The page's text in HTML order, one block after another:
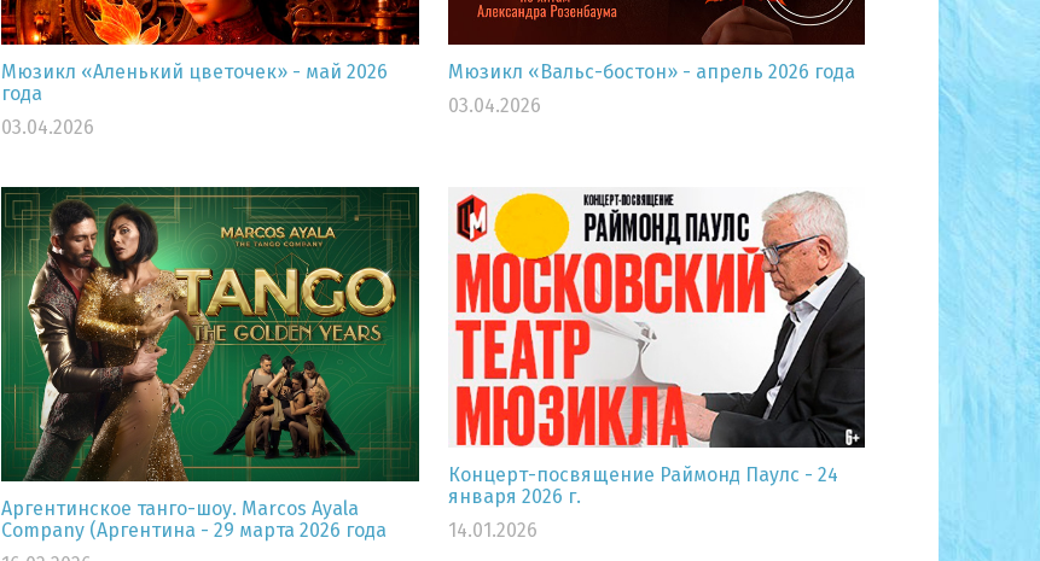
Мюзикл «Аленький цветочек» - май 2026
года
03.04.2026
Мюзикл «Вальс-бостон» - апрель 2026 года
03.04.2026
Аргентинское танго-шоу. Marcos Ayala
Company (Аргентина - 29 марта 2026 года
Концерт-посвящение Раймонд Паулс - 24
января 2026 г.
14.01.2026